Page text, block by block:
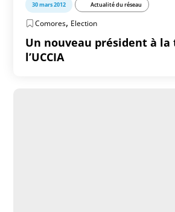
30 mars 2012 Actualité du réseau
Comores, Election
Un nouveau président à la
l’UCCIA